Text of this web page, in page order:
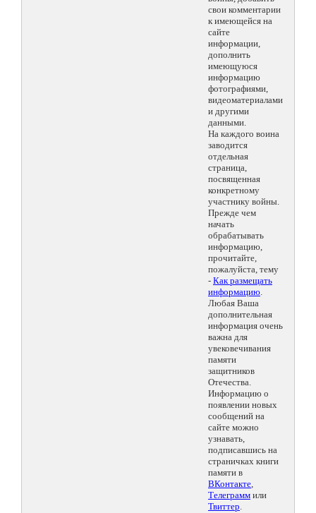
свои комментарии
к имеющейся на
сайте
информации,
дополнить
имеющуюся
информацию
фотографиями,
видеоматериалами
и другими
данными.
На каждого воина
заводится
отдельная
страница,
посвященная
конкретному
участнику войны.
Прежде чем
начать
обрабатывать
информацию,
прочитайте,
пожалуйста, тему
- Как размещать
информацию.
Любая Ваша
дополнительная
информация очень
важна для
увековечивания
памяти
защитников
Отечества.
Информацию о
появлении новых
сообщений на
сайте можно
узнавать,
подписавшись на
страничках книги
памяти в
ВКонтакте,
Телеграмм или
Твиттер.